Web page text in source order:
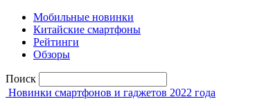
Мобильные новинки
Китайские смартфоны
Рейтинги
Обзоры
Поиск
Новинки смартфонов и гаджетов 2022 года